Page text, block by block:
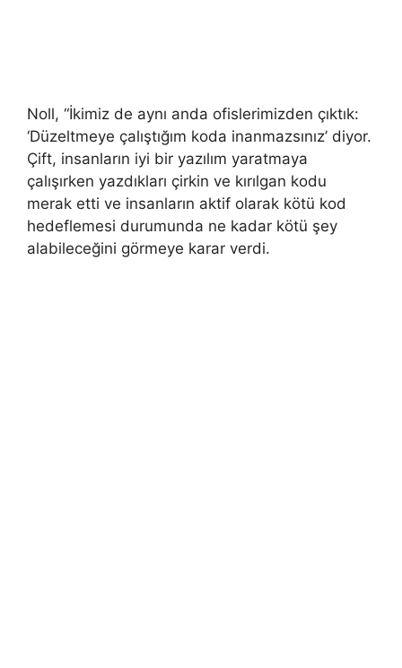
Noll, “İkimiz de aynı anda ofislerimizden çıktık:
‘Düzeltmeye çalıştığım koda inanmazsınız’ diyor.
Çift, insanların iyi bir yazılım yaratmaya
çalışırken yazdıkları çirkin ve kırılgan kodu
merak etti ve insanların aktif olarak kötü kod
hedeflemesi durumunda ne kadar kötü şey
alabileceğini görmeye karar verdi.